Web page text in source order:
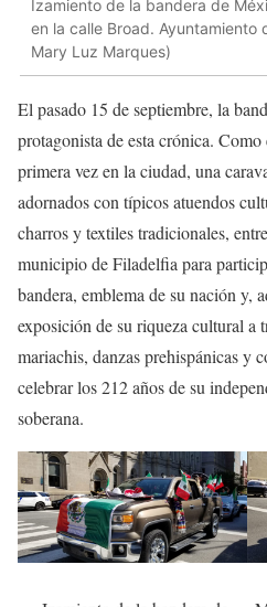
Izamiento de la bandera de
en la calle Broad. Ayuntamiento
Mary Luz Marques)
El pasado 15 de septiembre, la
protagonista de esta crónica.
primera vez en la ciudad, una
adornados con típicos atuendos
charros y textiles tradicionales,
municipio de Filadelfia para
bandera, emblema de su nación y,
exposición de su riqueza cultural a
mariachis, danzas prehispánicas y
celebrar los 212 años de su
soberana.